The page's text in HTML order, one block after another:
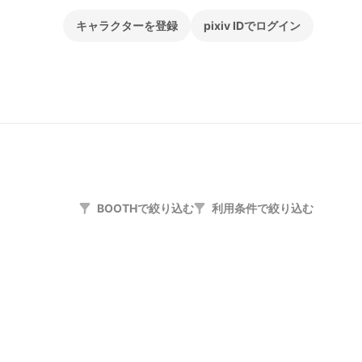
キャラクターを登録 pixiv IDでログイン
BOOTHで絞り込む 利用条件で絞り込む